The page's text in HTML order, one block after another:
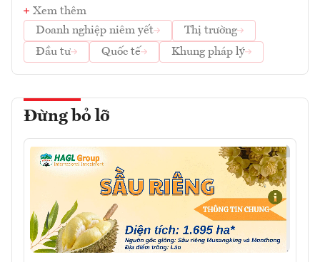
Xem thêm
Doanh nghiệp niêm yết
Thị trường
Đầu tư
Quốc tế Khung pháp lý
Đừng bỏ lỡ